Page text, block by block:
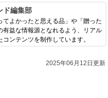
ド編集部
てよかったと思える品」や「贈った
有益な情報源となれるよう、リアル
ンテンツを制作しています。
2025年06月12日更新